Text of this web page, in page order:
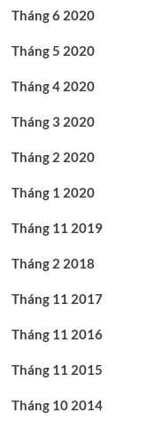
Tháng 6 2020
Tháng 5 2020
Tháng 4 2020
Tháng 3 2020
Tháng 2 2020
Tháng 1 2020
Tháng 11 2019
Tháng 2 2018
Tháng 11 2017
Tháng 11 2016
Tháng 11 2015
Tháng 10 2014